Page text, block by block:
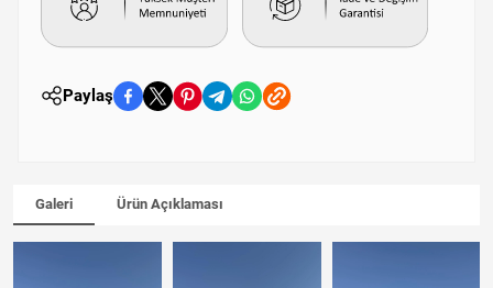
Paylaş
Galeri Ürün Açıklaması